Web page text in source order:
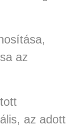
az
az adott